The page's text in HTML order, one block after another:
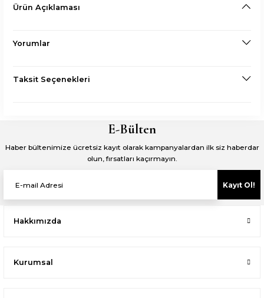
Ürün Açıklaması
Yorumlar
Taksit Seçenekleri
E-Bülten
Haber bültenimize ücretsiz kayıt olarak kampanyalardan ilk siz haberdar
olun, fırsatları kaçırmayın.
Kayıt Ol!
Hakkımızda
Kurumsal